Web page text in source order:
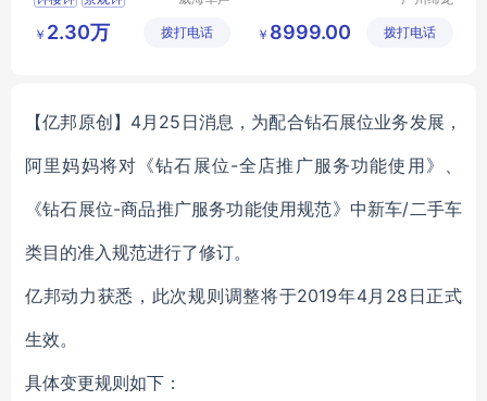
塔钟更换
有限公司
￥ 2.30万 拨打电话
公司
￥ 8999.00 拨打电话
【亿邦原创】4月25日消息，为配合钻石展位业务发展，
阿里妈妈将对《钻石展位-全店推广服务功能使用》、
《钻石展位-商品推广服务功能使用规范》中新车/二手车
类目的准入规范进行了修订。
亿邦动力获悉，此次规则调整将于2019年4月28日正式
生效。
具体变更规则如下：